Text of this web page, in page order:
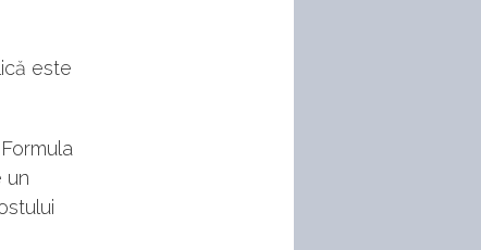
este
un